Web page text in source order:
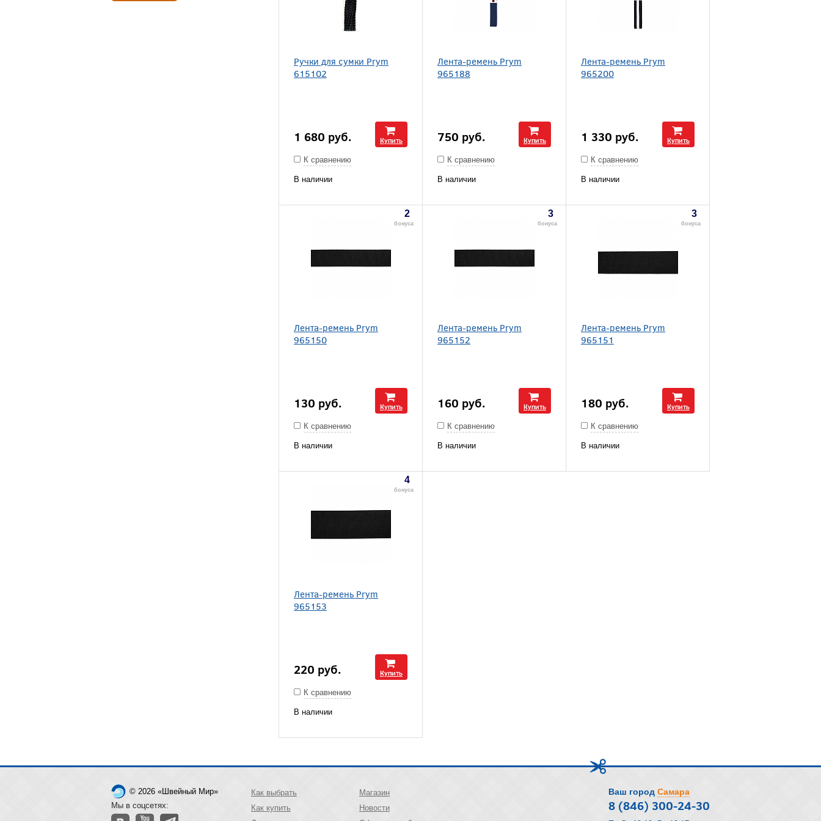
Ручки для сумки Prym
615102
1 680 руб. Купить
К сравнению
В наличии
Лента-ремень Prym
965188
750 руб. Купить
К сравнению
В наличии
Лента-ремень Prym
965200
1 330 руб. Купить
К сравнению
В наличии
2
бонуса
Лента-ремень Prym
965150
130 руб. Купить
К сравнению
В наличии
3
бонуса
Лента-ремень Prym
965152
160 руб. Купить
К сравнению
В наличии
3
бонуса
Лента-ремень Prym
965151
180 руб. Купить
К сравнению
В наличии
4
бонуса
Лента-ремень Prym
965153
220 руб. Купить
К сравнению
В наличии
© 2026 «Швейный Мир»
Мы в соцсетях:
Как выбрать
Как купить
Магазин
Новости
Ваш город Самара
8 (846) 300-24-30